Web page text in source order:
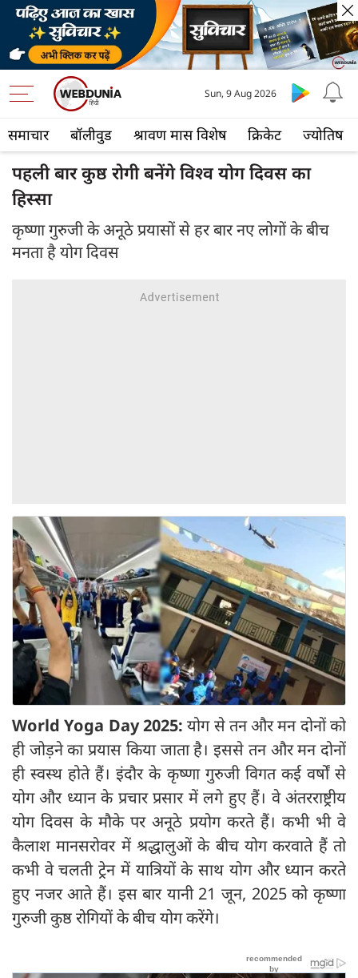
समाचार बॉलीवुड श्रावण मास विशेष क्रिकेट ज्योतिष
Sun, 9 Aug 2026
पहली बार कुष्ठ रोगी बनेंगे विश्व योग दिवस का
हिस्सा
कृष्णा गुरुजी के अनूठे प्रयासों से हर बार नए लोगों के बीच
मनता है योग दिवस
World Yoga Day 2025:योग से तन और मन दोनों को
ही जोड़ने का प्रयास किया जाता है। इससे तन और मन दोनों
ही स्वस्थ होते हैं। इंदौर के कृष्णा गुरुजी विगत कई वर्षों से
योग और ध्यान के प्रचार प्रसार में लगे हुए हैं। वे अंतरराष्ट्रीय
योग दिवस के मौके पर अनूठे प्रयोग करते हैं। कभी भी वे
कैलाश मानसरोवर में श्रद्धालुओं के बीच योग करवाते हैं तो
कभी वे चलती ट्रेन में यात्रियों के साथ योग और ध्यान करते
हुए नजर आते हैं। इस बार यानी 21 जून, 2025 को कृष्णा
गुरुजी कुष्ठ रोगियों के बीच योग करेंगे।